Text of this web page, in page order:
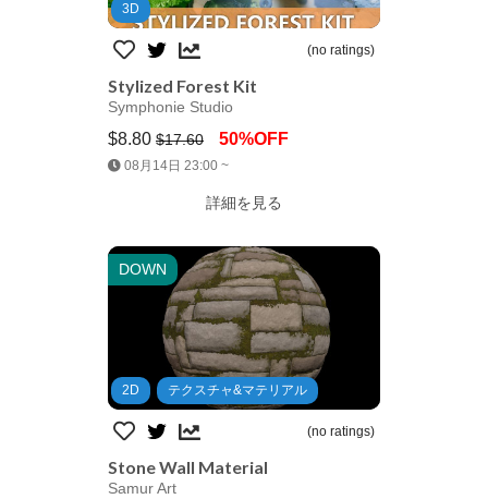
3D
(no ratings)
Stylized Forest Kit
Symphonie Studio
$8.80 $17.60 50%OFF
08月14日 23:00 ~
詳細を見る
DOWN
Jump AssetStore
2D テクスチャ&マテリアル
(no ratings)
Stone Wall Material
Samur Art